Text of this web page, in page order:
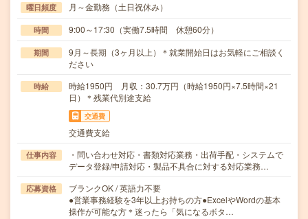
曜日頻度 月～金勤務（土日祝休み）
時間 9:00～17:30（実働7.5時間 休憩60分）
期間
9月～長期（3ヶ月以上）＊就業開始日はお気軽にご相談く
ださい
時給
時給1950円 月収：30.7万円（時給1950円×7.5時間×21
日）＊残業代別途支給
交通費
交通費支給
仕事内容
・問い合わせ対応・書類対応業務・出荷手配・システムで
データ登録/申請対応・製品不具合に対する対応業務…
応募資格
ブランクOK / 英語力不要
●営業事務経験を3年以上お持ちの方●ExcelやWordの基本
操作が可能な方＊迷ったら「気になるボタ…